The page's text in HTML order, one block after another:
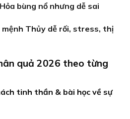
bùng nổ nhưng dễ sai
Thủy dễ rối, stress, thị
quả 2026 theo từng
tinh thần & bài học về sự